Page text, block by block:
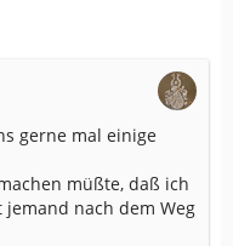
gerne mal einige
müßte, daß ich
nach dem Weg